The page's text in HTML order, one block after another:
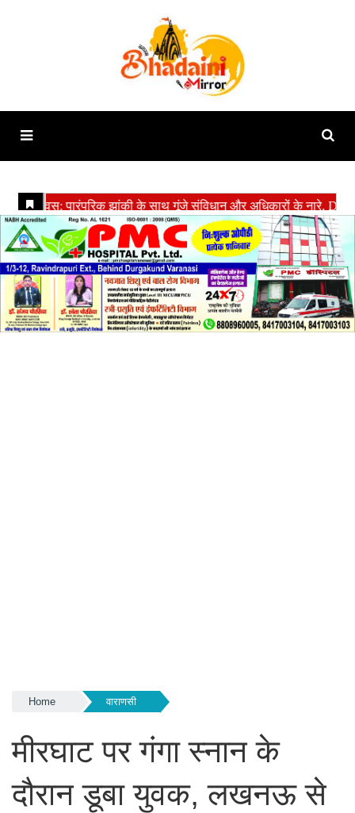
Home वाराणसी
मीरघाट पर गंगा स्नान के
दौरान डूबा युवक, लखनऊ से